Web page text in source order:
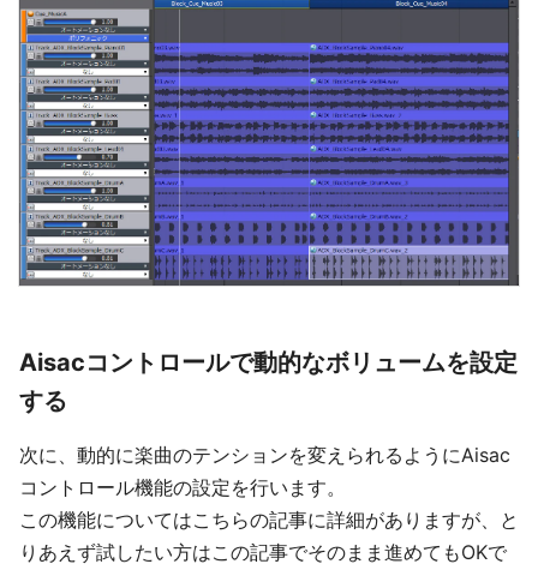
Aisacコントロールで動的なボリュームを設定
する
次に、動的に楽曲のテンションを変えられるようにAisac
コントロール機能の設定を行います。
この機能についてはこちらの記事に詳細がありますが、と
りあえず試したい方はこの記事でそのまま進めてもOKで